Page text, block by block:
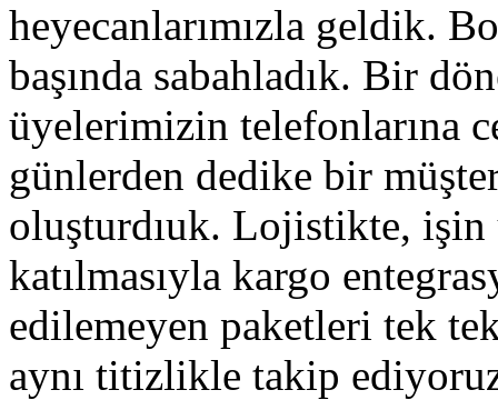
heyecanlarımızla geldik.
başında sabahladık. Bir
üyelerimizin telefonlarına
günlerden dedike bir
oluşturdıuk. Lojistikte, işin
katılmasıyla kargo
edilemeyen paketleri tek
aynı titizlikle takip